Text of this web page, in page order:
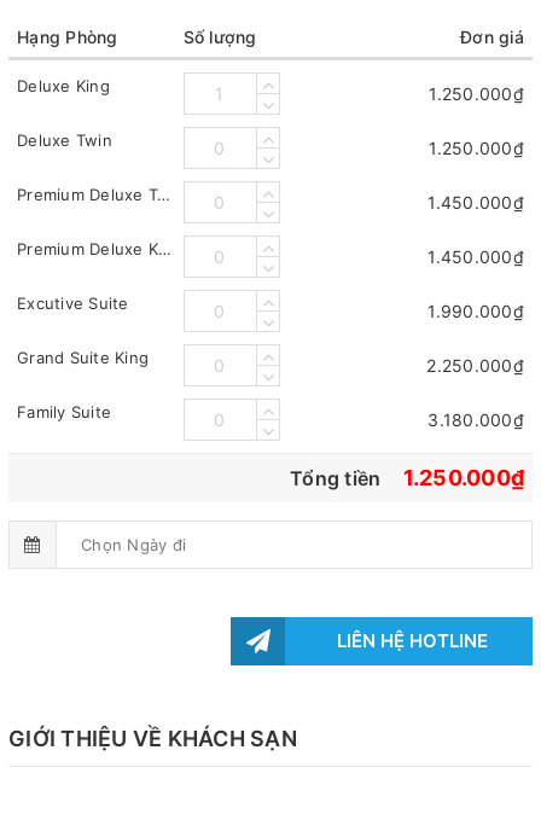
Hạng Phòng Số lượng Đơn giá
Deluxe King 1.250.000₫
Deluxe Twin 1.250.000₫
Premium Deluxe Twin 1.450.000₫
Premium Deluxe King 1.450.000₫
Excutive Suite 1.990.000₫
Grand Suite King 2.250.000₫
Family Suite 3.180.000₫
Tổng tiền 1.250.000₫
LIÊN HỆ HOTLINE
GIỚI THIỆU VỀ KHÁCH SẠN